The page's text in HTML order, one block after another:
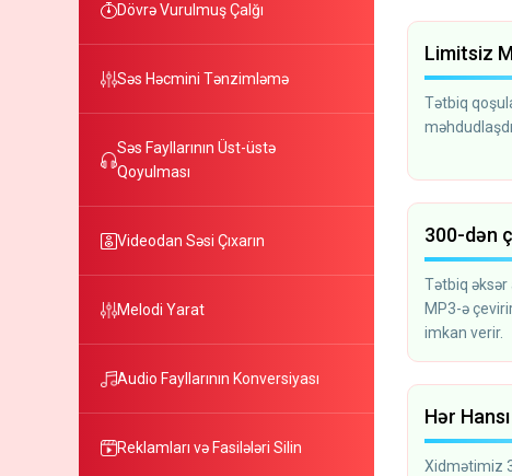
Dövrə Vurulmuş Çalğı
Səs Həcmini Tənzimləmə
Səs Fayllarının Üst-üstə
Qoyulması
Videodan Səsi Çıxarın
Melodi Yarat
Audio Fayllarının Konversiyası
Reklamları və Fasilələri Silin
Limitsiz
Tətbiq
300-dən
Tətbiq
MP3-ə
imkan verir.
Hər
Xidmətimiz